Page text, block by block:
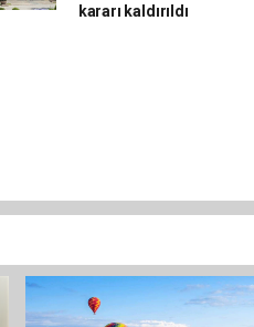
kararı kaldırıldı